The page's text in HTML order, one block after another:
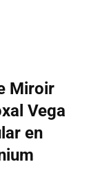
Miroir
Vega
en